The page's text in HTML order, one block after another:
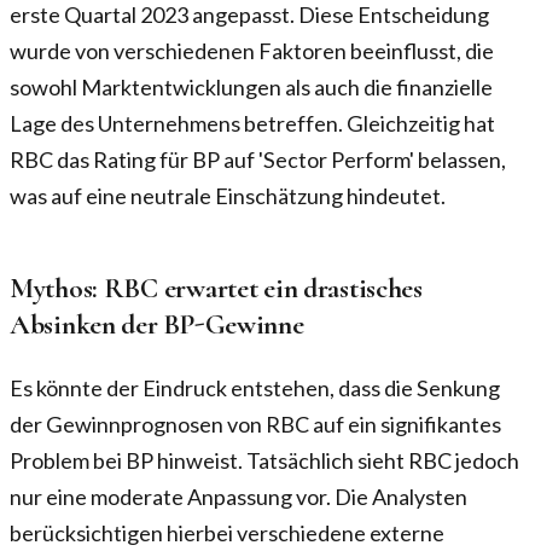
erste Quartal 2023 angepasst. Diese Entscheidung
wurde von verschiedenen Faktoren beeinflusst, die
sowohl Marktentwicklungen als auch die finanzielle
Lage des Unternehmens betreffen. Gleichzeitig hat
RBC das Rating für BP auf 'Sector Perform' belassen,
was auf eine neutrale Einschätzung hindeutet.
Mythos: RBC erwartet ein drastisches
Absinken der BP-Gewinne
Es könnte der Eindruck entstehen, dass die Senkung
der Gewinnprognosen von RBC auf ein signifikantes
Problem bei BP hinweist. Tatsächlich sieht RBC jedoch
nur eine moderate Anpassung vor. Die Analysten
berücksichtigen hierbei verschiedene externe